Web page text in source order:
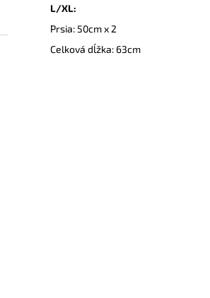
L/XL:
Prsia: 50cm x 2
Celková dĺžka: 63cm